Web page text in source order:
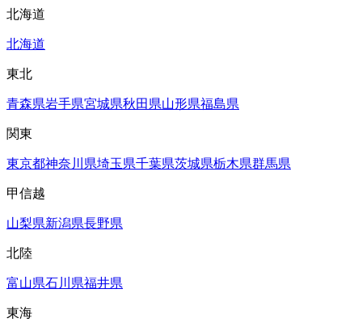
北海道
北海道
東北
青森県岩手県宮城県秋田県山形県福島県
関東
東京都神奈川県埼玉県千葉県茨城県栃木県群馬県
甲信越
山梨県新潟県長野県
北陸
富山県石川県福井県
東海